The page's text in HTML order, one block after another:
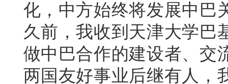
化，中方始终将发展中巴
久前，我收到天津大学巴
做中巴合作的建设者、交
两国友好事业后继有人，